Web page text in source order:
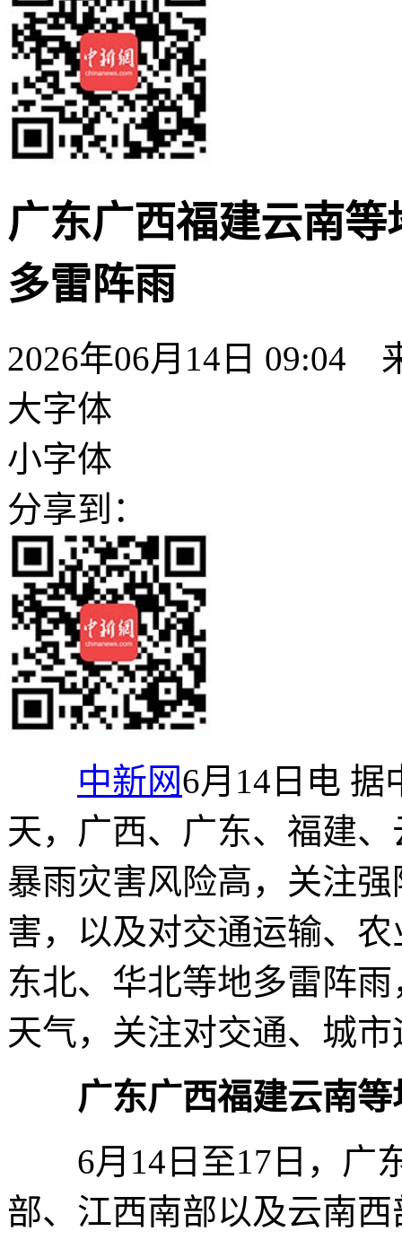
广东广西福建云南
多雷阵雨
2026年06月14日 09:04
大字体
小字体
分享到：
中新网6月14日电 据
天，广西、广东、福建
暴雨灾害风险高，关注
害，以及对交通运输、
东北、华北等地多雷阵
天气，关注对交通、城
广东广西福建云南
6月14日至17日，广
部、江西南部以及云南